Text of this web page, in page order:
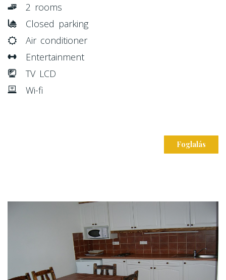
2 rooms
Closed parking
Air conditioner
Entertainment
TV LCD
Wi-fi
Foglalás